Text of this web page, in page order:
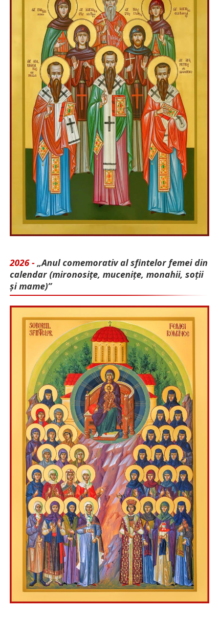
2026 - „Anul comemorativ al sfintelor femei din
calendar (mironosițe, mu­cenițe, monahii, soții
și mame)”